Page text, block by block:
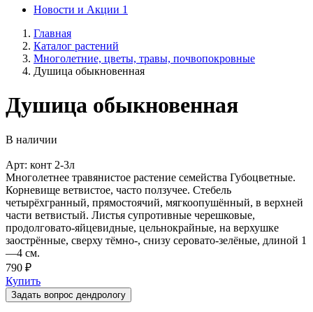
Новости и Акции 1
Главная
Каталог растений
Многолетние, цветы, травы, почвопокровные
Душица обыкновенная
Душица обыкновенная
В наличии
Арт: конт 2-3л
Многолетнее травянистое растение семейства Губоцветные.
Корневище ветвистое, часто ползучее. Стебель
четырёхгранный, прямостоячий, мягкоопушённый, в верхней
части ветвистый. Листья супротивные черешковые,
продолговато-яйцевидные, цельнокрайные, на верхушке
заострённые, сверху тёмно-, снизу серовато-зелёные, длиной 1
—4 см.
790 ₽
Купить
Задать вопрос дендрологу